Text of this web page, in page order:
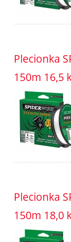
Plecionka
150m 16,5
Plecionka
150m 18,0